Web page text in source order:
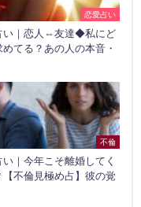
恋愛占い
い｜恋人⇔友達◆私にど
めてる？あの人の本音・
不倫
｜今年こそ離婚してく
【不倫見極め占】彼の覚